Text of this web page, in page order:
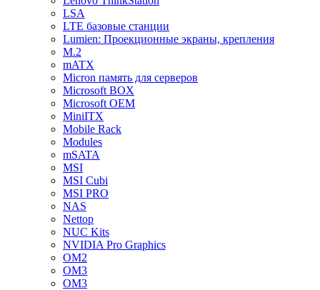
LSA
LTE базовые станции
Lumien: Проекционные экраны, крепления
M.2
mATX
Micron память для серверов
Microsoft BOX
Microsoft OEM
MiniITX
Mobile Rack
Modules
mSATA
MSI
MSI Cubi
MSI PRO
NAS
Nettop
NUC Kits
NVIDIA Pro Graphics
OM2
OM3
OM3